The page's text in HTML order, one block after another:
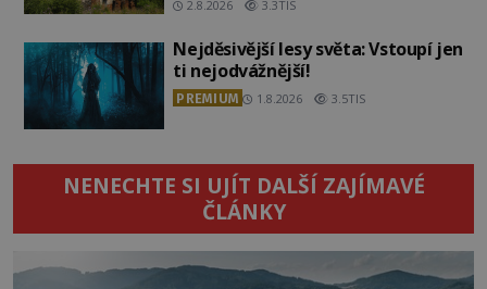
2.8.2026 3.3TIS
Nejděsivější lesy světa: Vstoupí jen
ti nejodvážnější!
PREMIUM 1.8.2026 3.5TIS
NENECHTE SI UJÍT DALŠÍ ZAJÍMAVÉ
ČLÁNKY